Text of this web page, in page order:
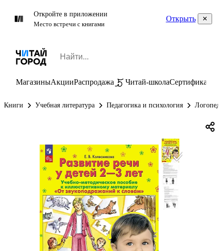
Откройте в приложении
Место встречи с книгами
Открыть
МагазиныАкцииРаспродажа Читай-школаСертификаты
Книги Учебная литература Педагогика и психология